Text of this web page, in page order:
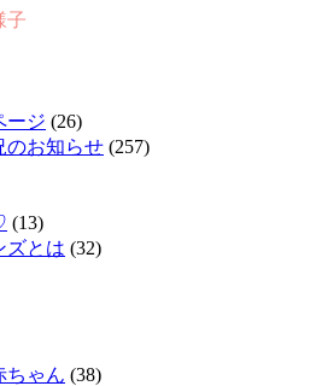
子
ージ (26)
のお知らせ (257)
(13)
ズとは (32)
ちゃん (38)